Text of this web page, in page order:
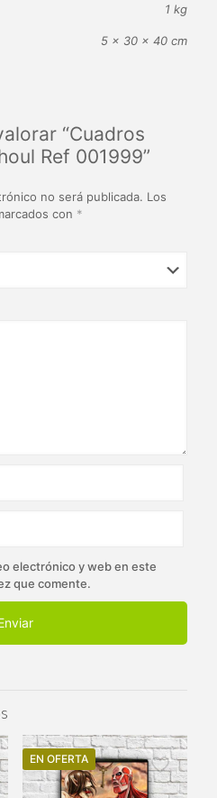
1 kg
5 × 30 × 40 cm
“Cuadros
Ref 001999”
no será publicada. Los
con *
electrónico y web en este
que comente.
EN OFERTA